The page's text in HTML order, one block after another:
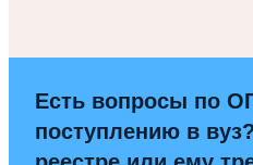
Есть вопросы по
поступлению в